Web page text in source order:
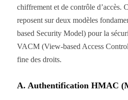
chiffrement et de contrôle d’accès.
reposent sur deux modèles
based Security Model) pour la
VACM (View-based Access
fine des droits.
A. Authentification HMAC